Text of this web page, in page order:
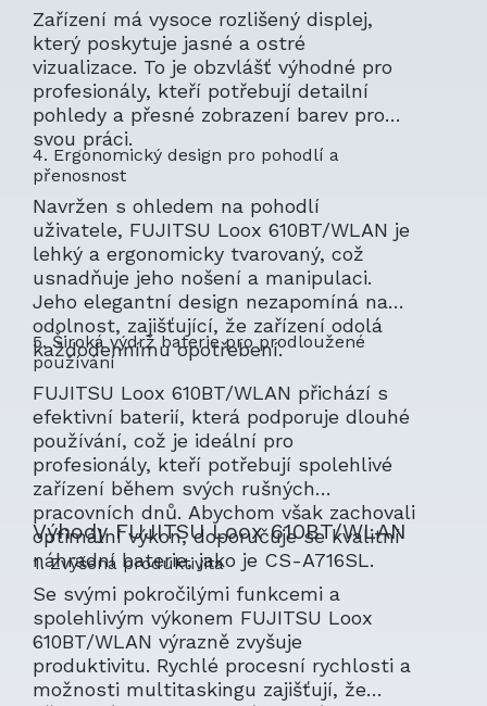
Zařízení má vysoce rozlišený displej,
který poskytuje jasné a ostré
vizualizace. To je obzvlášť výhodné pro
profesionály, kteří potřebují detailní
pohledy a přesné zobrazení barev pro
svou práci.
4. Ergonomický design pro pohodlí a
přenosnost
Navržen s ohledem na pohodlí
uživatele, FUJITSU Loox 610BT/WLAN je
lehký a ergonomicky tvarovaný, což
usnadňuje jeho nošení a manipulaci.
Jeho elegantní design nezapomíná na
odolnost, zajišťující, že zařízení odolá
každodennímu opotřebení.
5. Široká výdrž baterie pro prodloužené
používání
FUJITSU Loox 610BT/WLAN přichází s
efektivní baterií, která podporuje dlouhé
používání, což je ideální pro
profesionály, kteří potřebují spolehlivé
zařízení během svých rušných
pracovních dnů. Abychom však zachovali
optimální výkon, doporučuje se kvalitní
náhradní baterie, jako je CS-A716SL.
Výhody FUJITSU Loox 610BT/WLAN
1. Zvýšená produktivita
Se svými pokročilými funkcemi a
spolehlivým výkonem FUJITSU Loox
610BT/WLAN výrazně zvyšuje
produktivitu. Rychlé procesní rychlosti a
možnosti multitaskingu zajišťují, že